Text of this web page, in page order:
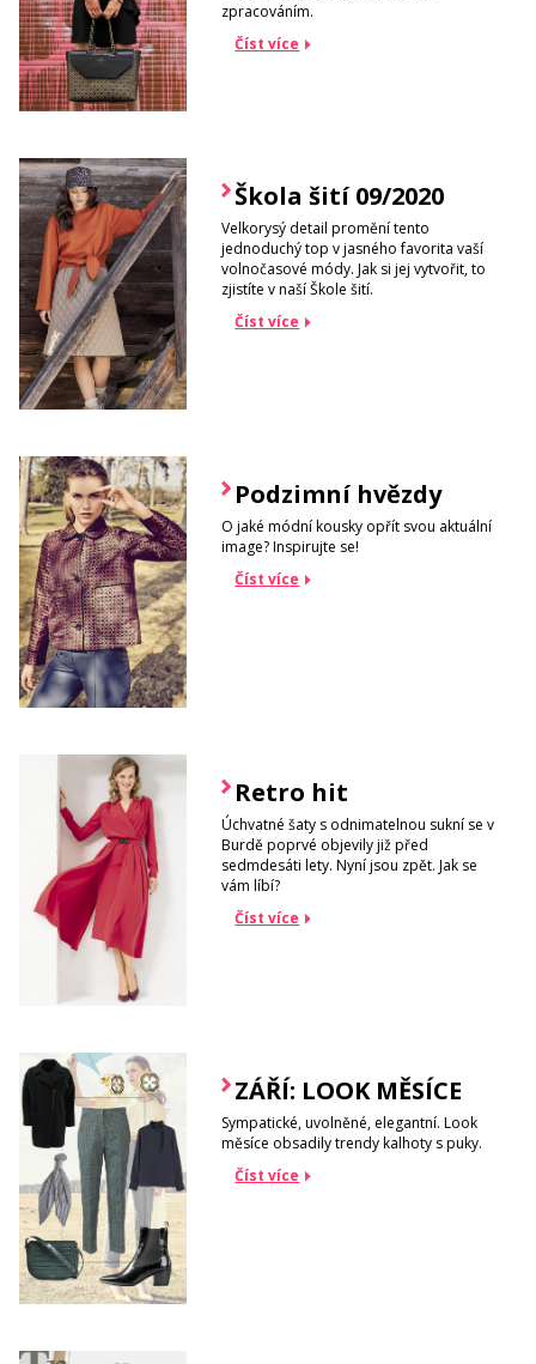
zpracováním.
Číst více
Škola šití 09/2020
Velkorysý detail promění tento
jednoduchý top v jasného favorita vaší
volnočasové módy. Jak si jej vytvořit, to
zjistíte v naší Škole šití.
Číst více
Podzimní hvězdy
O jaké módní kousky opřít svou aktuální
image? Inspirujte se!
Číst více
Retro hit
Úchvatné šaty s odnimatelnou sukní se v
Burdě poprvé objevily již před
sedmdesáti lety. Nyní jsou zpět. Jak se
vám líbí?
Číst více
ZÁŘÍ: LOOK MĚSÍCE
Sympatické, uvolněné, elegantní. Look
měsíce obsadily trendy kalhoty s puky.
Číst více